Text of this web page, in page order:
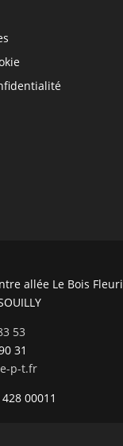
allée Le Bois Fleuri
53
31
p-t.fr
00011